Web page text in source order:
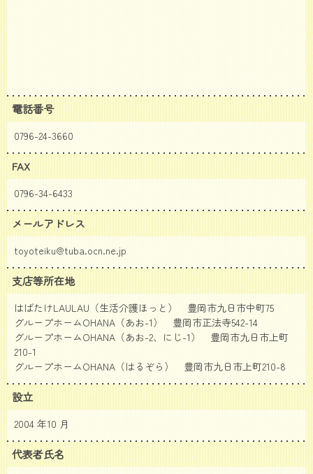
電話番号
0796-24-3660
FAX
0796-34-6433
メールアドレス
toyoteiku@tuba.ocn.ne.jp
支店等所在地
はばたけLAULAU（生活介護ほっと） 豊岡市九日市中町75
グループホームOHANA（あお-1） 豊岡市正法寺542-14
グループホームOHANA（あお-2、にじ-1） 豊岡市九日市上町
210-1
グループホームOHANA（はるぞら） 豊岡市九日市上町210-8
設立
2004 年10 月
代表者氏名